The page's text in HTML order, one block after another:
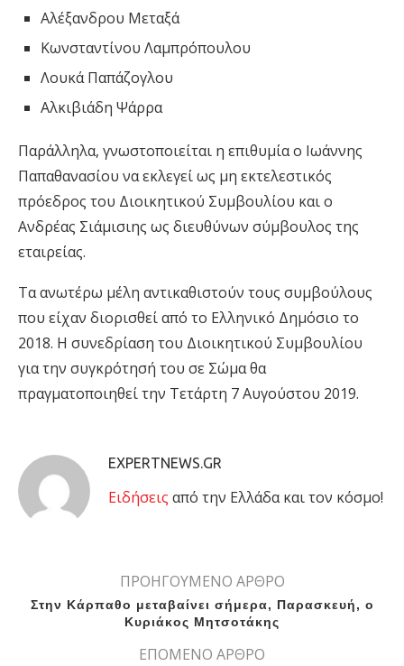
Αλέξανδρου Μεταξά
Κωνσταντίνου Λαμπρόπουλου
Λουκά Παπάζογλου
Αλκιβιάδη Ψάρρα
Παράλληλα, γνωστοποιείται η επιθυμία ο Ιωάννης
Παπαθανασίου να εκλεγεί ως μη εκτελεστικός
πρόεδρος του Διοικητικού Συμβουλίου και ο
Ανδρέας Σιάμισιης ως διευθύνων σύμβουλος της
εταιρείας.
Τα ανωτέρω μέλη αντικαθιστούν τους συμβούλους
που είχαν διορισθεί από το Ελληνικό Δημόσιο το
2018. Η συνεδρίαση του Διοικητικού Συμβουλίου
για την συγκρότησή του σε Σώμα θα
πραγματοποιηθεί την Τετάρτη 7 Αυγούστου 2019.
EXPERTNEWS.GR
Eιδήσεις από την Ελλάδα και τον κόσμο!
ΠΡΟΗΓΟΥΜΕΝΟ ΑΡΘΡΟ
Στην Κάρπαθο μεταβαίνει σήμερα, Παρασκευή, ο
Κυριάκος Μητσοτάκης
ΕΠΟΜΕΝΟ ΑΡΘΡΟ